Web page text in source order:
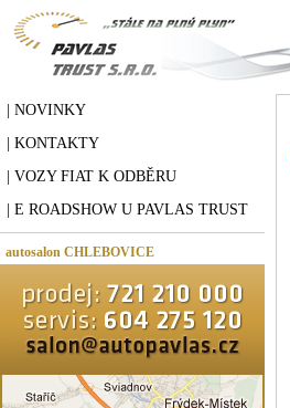
| NOVINKY
| KONTAKTY
| VOZY FIAT K ODBĚRU
| E ROADSHOW U PAVLAS TRUST
autosalon CHLEBOVICE